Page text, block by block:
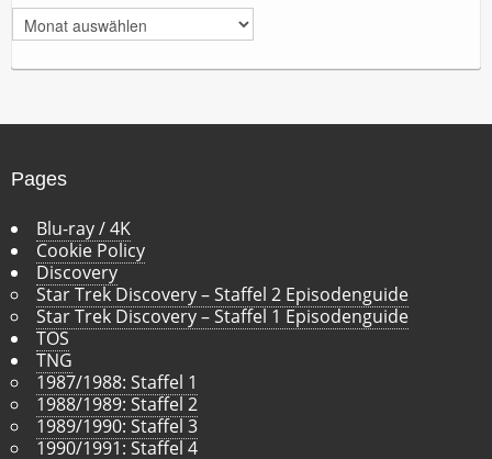
r
v
Pages
Blu-ray / 4K
Cookie Policy
Discovery
Star Trek Discovery – Staffel 2 Episodenguide
Star Trek Discovery – Staffel 1 Episodenguide
TOS
TNG
1987/1988: Staffel 1
1988/1989: Staffel 2
1989/1990: Staffel 3
1990/1991: Staffel 4